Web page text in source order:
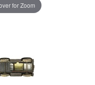
for Zoom